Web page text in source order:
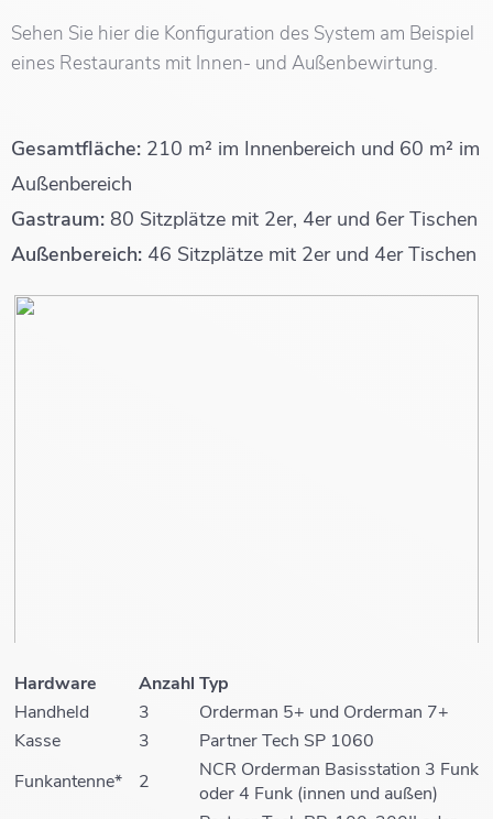
Sehen Sie hier die Konfiguration des System am Beispiel
eines Restaurants mit Innen- und Außenbewirtung.
Gesamtfläche: 210 m² im Innenbereich und 60 m² im
Außenbereich
Gastraum: 80 Sitzplätze mit 2er, 4er und 6er Tischen
Außenbereich: 46 Sitzplätze mit 2er und 4er Tischen
Hardware Anzahl Typ
Handheld
3
Orderman 5+ und Orderman 7+
Kasse
3
Partner Tech SP 1060
Funkantenne*
2
NCR Orderman Basisstation 3 Funk
oder 4 Funk (innen und außen)